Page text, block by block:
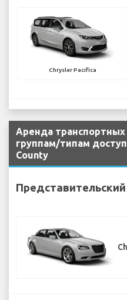
Chrysler Pacifica
Аренда транспортных
группам/типам
County
Представительский